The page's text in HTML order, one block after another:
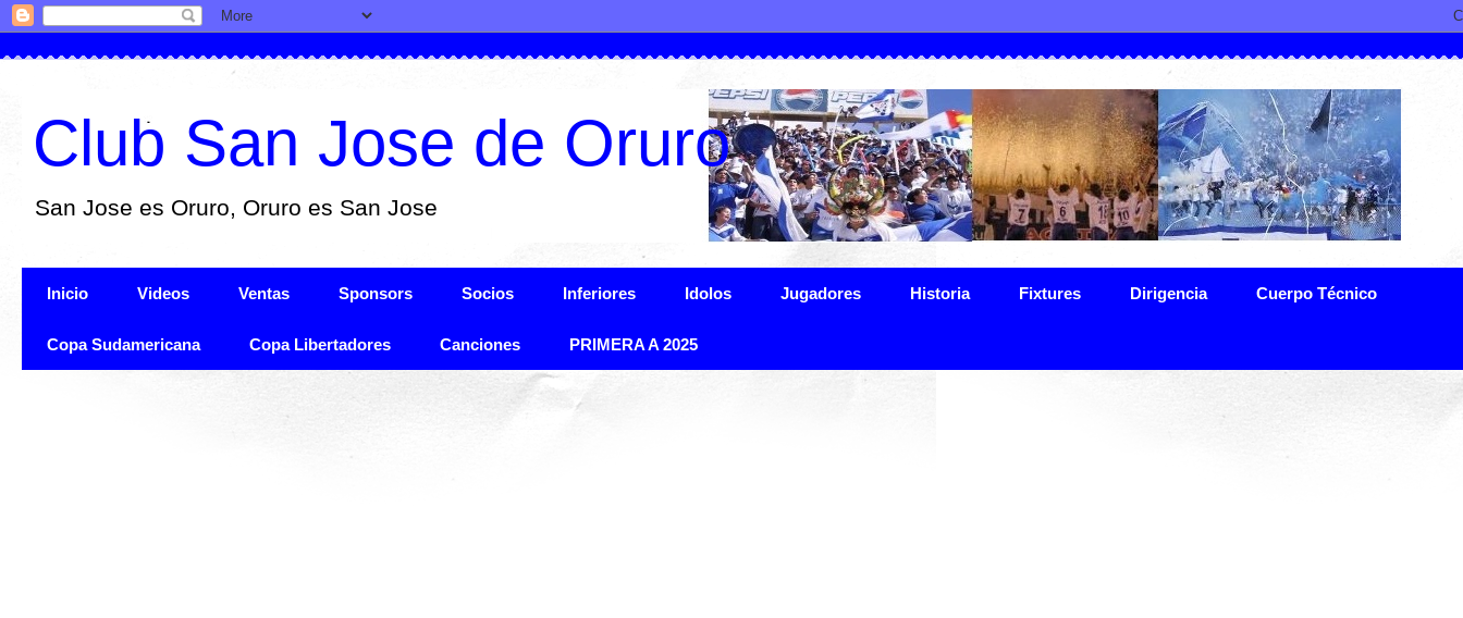
Club San Jose de Oruro
San Jose es Oruro, Oruro es San Jose
Inicio Videos Ventas Sponsors Socios Inferiores Idolos Jugadores Historia Fixtures Dirigencia Cuerpo Técnico
Copa Sudamericana Copa Libertadores Canciones PRIMERA A 2025